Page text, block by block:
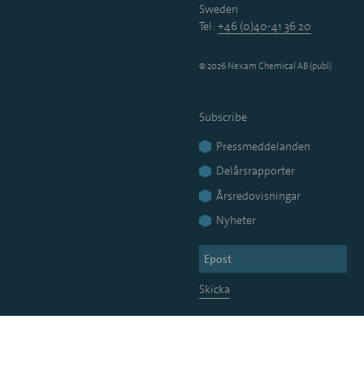
Sweden
Tel: +46 (0)40-41 36 20
© 2026 Nexam Chemical AB (publ)
Subscribe
Pressmeddelanden
Delårsrapporter
Årsredovisningar
Nyheter